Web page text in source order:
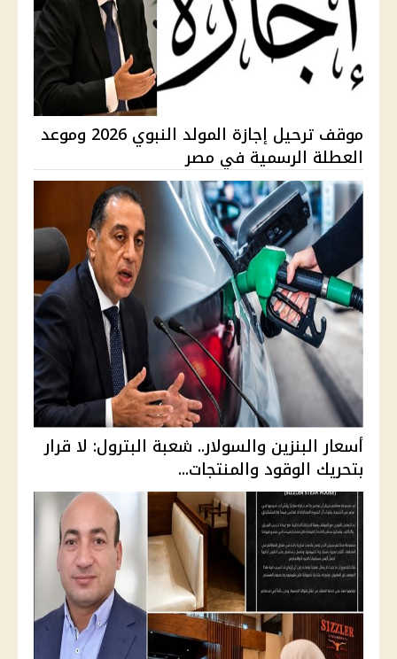
موقف ترحيل إجازة المولد النبوي 2026 وموعد
العطلة الرسمية في مصر
أسعار البنزين والسولار.. شعبة البترول: لا قرار
بتحريك الوقود والمنتجات...